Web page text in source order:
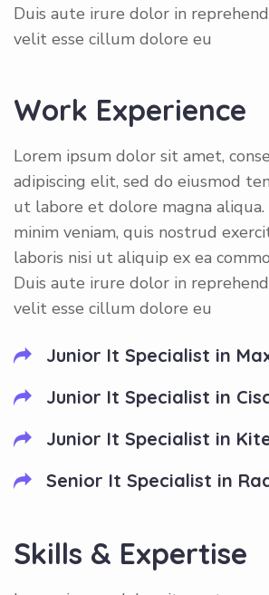
Duis aute irure dolor in
velit esse cillum dolore eu
Work Experience
Lorem ipsum dolor sit amet,
adipiscing elit, sed do eiusmod
ut labore et dolore magna
minim veniam, quis nostrud
laboris nisi ut aliquip ex ea
Duis aute irure dolor in
velit esse cillum dolore eu
Junior It Specialist in
Junior It Specialist in
Junior It Specialist in
Senior It Specialist in
Skills & Expertise